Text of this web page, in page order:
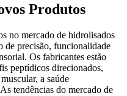
Produtos
no mercado de hidrolisados
de precisão, funcionalidade
Os fabricantes estão
peptídicos direcionados,
a saúde
tendências do mercado de